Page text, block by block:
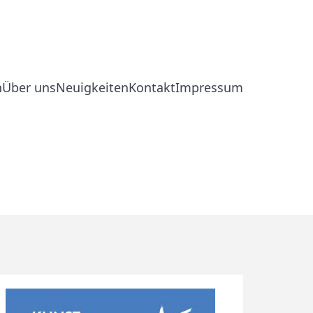
Über unsNeuigkeitenKontaktImpressum